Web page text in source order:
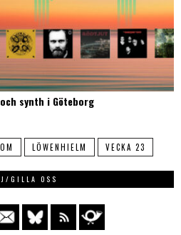
synth i Göteborg
LÖWENHIELM VECKA 23
GILLA OSS